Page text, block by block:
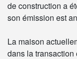
de construction a
son émission est
La maison
dans la